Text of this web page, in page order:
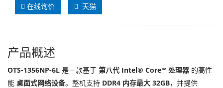
在线询价 天猫
产品概述
OTS-1356NP-6L 是一款基于 第八代 Intel® Core™ 处理器的高性
能 桌面式网络设备。整机支持 DDR4 内存最大 32GB，并提供